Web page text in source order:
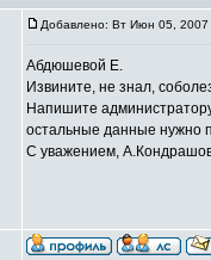
Добавлено: Вт Июн 05, 2007
Абдюшевой Е.
Извините, не знал,
Напишите
остальные данные нужно
С уважением,